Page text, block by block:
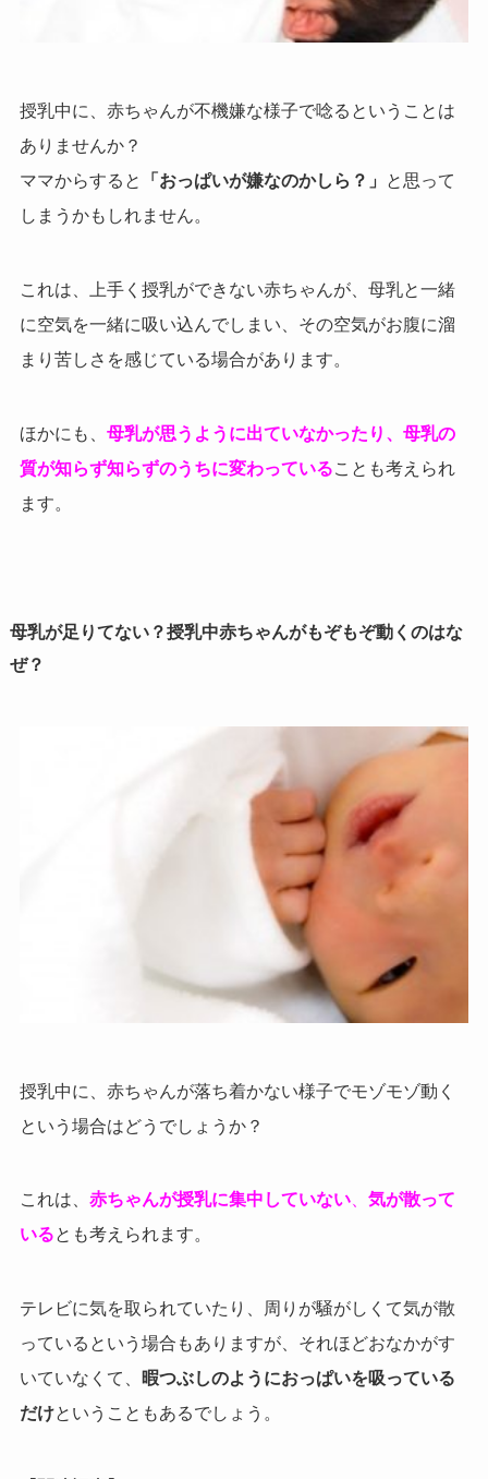
授乳中に、赤ちゃんが不機嫌な様子で唸るということは
ありませんか？
ママからすると
「おっぱいが嫌なのかしら？」
と思って
しまうかもしれません。
これは、上手く授乳ができない赤ちゃんが、母乳と一緒
に空気を一緒に吸い込んでしまい、その空気がお腹に溜
まり苦しさを感じている場合があります。
ほかにも、 母乳が思うように出ていなかったり、母乳の
質が知らず知らずのうちに変わっていることも考えられ
ます。
母乳が足りてない？授乳中赤ちゃんがもぞもぞ動くのはな
ぜ？
授乳中に、赤ちゃんが落ち着かない様子でモゾモゾ動く
という場合はどうでしょうか？
これは、 赤ちゃんが授乳に集中していない、 気が散って
いるとも考えられます。
テレビに気を取られていたり、周りが騒がしくて気が散
っているという場合もありますが、それほどおなかがす
いていなくて、
暇つぶしのようにおっぱいを吸っている
だけということもあるでしょう。